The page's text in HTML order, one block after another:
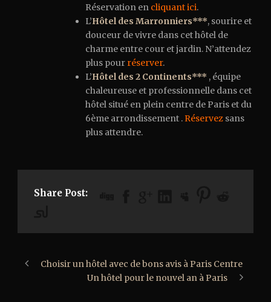
Réservation en cliquant ici.
L’Hôtel des Marronniers***, sourire et
douceur de vivre dans cet hôtel de
charme entre cour et jardin. N’attendez
plus pour réserver.
L’Hôtel des 2 Continents*** , équipe
chaleureuse et professionnelle dans cet
hôtel situé en plein centre de Paris et du
6ème arrondissement .Réservez sans
plus attendre.
Share Post:
Choisir un hôtel avec de bons avis à Paris Centre
Un hôtel pour le nouvel an à Paris